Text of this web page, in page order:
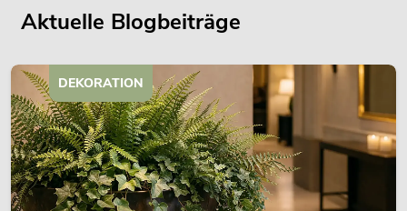
Aktuelle Blogbeiträge
DEKORATION